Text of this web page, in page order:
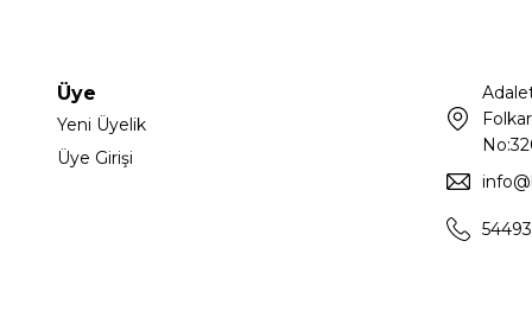
Üye
Yeni Üyelik
Üye Girişi